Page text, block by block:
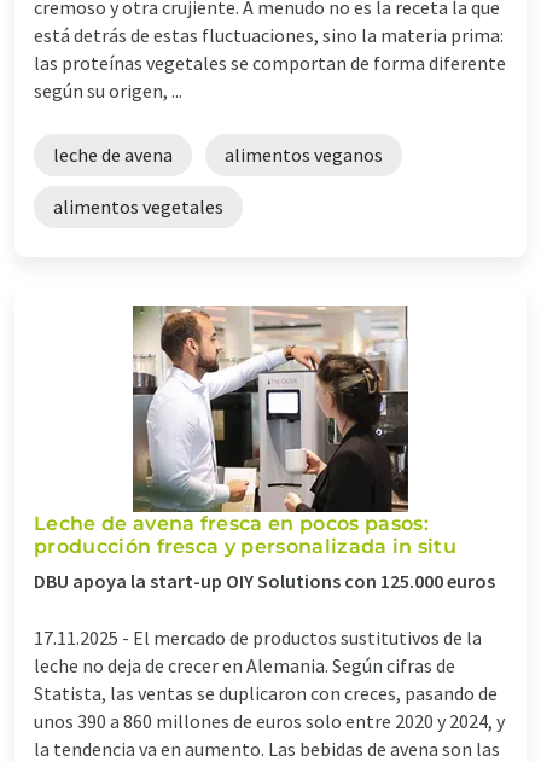
cremoso y otra crujiente. A menudo no es la receta la que
está detrás de estas fluctuaciones, sino la materia prima:
las proteínas vegetales se comportan de forma diferente
según su origen, ...
leche de avena alimentos veganos
alimentos vegetales
Leche de avena fresca en pocos pasos:
producción fresca y personalizada in situ
DBU apoya la start-up OIY Solutions con 125.000 euros
17.11.2025 - El mercado de productos sustitutivos de la
leche no deja de crecer en Alemania. Según cifras de
Statista, las ventas se duplicaron con creces, pasando de
unos 390 a 860 millones de euros solo entre 2020 y 2024, y
la tendencia va en aumento. Las bebidas de avena son las